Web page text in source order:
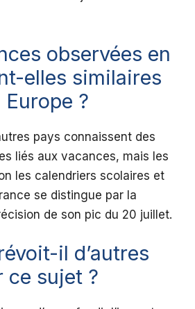
observées en
elles similaires
?
pays connaissent des
liés aux vacances, mais les
les calendriers scolaires et
se distingue par la
de son pic du 20 juillet.
il d’autres
ce sujet ?